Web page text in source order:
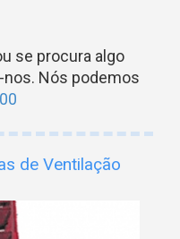
se procura algo
Nós podemos
de Ventilação